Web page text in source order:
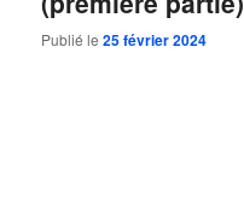
Publié le25 février 2024